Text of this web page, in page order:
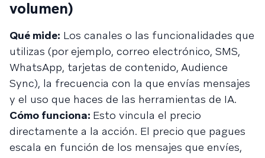
volumen)
Qué mide: Los canales o las funcionalidades que
utilizas (por ejemplo, correo electrónico, SMS,
WhatsApp, tarjetas de contenido, Audience
Sync), la frecuencia con la que envías mensajes
y el uso que haces de las herramientas de IA.
Cómo funciona: Esto vincula el precio
directamente a la acción. El precio que pagues
escala en función de los mensajes que envíes,